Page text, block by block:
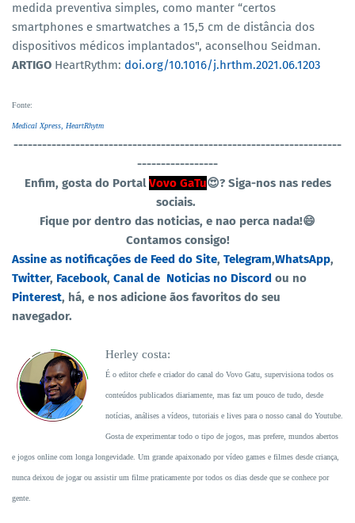
medida preventiva simples, como manter “certos
smartphones e smartwatches a 15,5 cm de distância dos
dispositivos médicos implantados", aconselhou Seidman.
ARTIGO HeartRythm: doi.org/10.1016/j.hrthm.2021.06.1203
Fonte:
Medical Xpress, HeartRhytm
---------------------------------------------------------------------
-----------------
Enfim, gosta do PortalVovo GaTu😍? Siga-nos nas redes
sociais.
Fique por dentro das noticias, e nao perca nada!😄
Contamos consigo!
Assine as notificações de Feed do Site, Telegram,WhatsApp,
Twitter, Facebook, Canal de Noticias no Discord ou no
Pinterest, há, e nos adicione ãos favoritos do seu
navegador.
Herley costa:
É o editor chefe e criador do canal do Vovo Gatu, supervisiona todos os
conteúdos publicados diariamente, mas faz um pouco de tudo, desde
notícias, análises a vídeos, tutoriais e lives para o nosso canal do Youtube.
Gosta de experimentar todo o tipo de jogos, mas prefere, mundos abertos
e jogos online com longa longevidade. Um grande apaixonado por vídeo games e filmes desde criança,
nunca deixou de jogar ou assistir um filme praticamente por todos os dias desde que se conhece por
gente.